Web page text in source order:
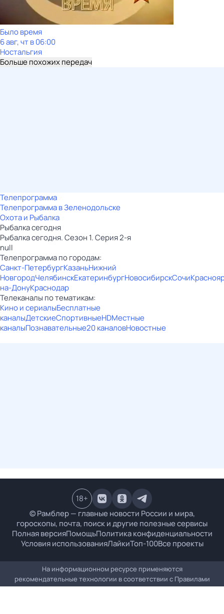
Было время
6 авг, чт в 06:00
Ностальгия
Больше похожих передач
Телепрограмма
Телепрограмма в Зеленодольске
Охота и Рыбалка
Рыбалка сегодня
Рыбалка сегодня. Сезон 1. Серия 2-я
null
Телепрограмма по городам:
Санкт-ПетербургКазаньНижний
НовгородЧелябинскЕкатеринбургНовосибирскСочи
на-ДонуКраснодар
Телеканалы по тематикам:
Кино и сериалыБесплатные
каналыДетскиеСпортивныеHDМестные
каналыПознавательные20 каналовНовостные
© Рамблер — главные новости России и мира,
гороскопы, почта, поиск и другие полезные сервисы
Полная версияПомощьПолитика конфиденциальности
Условия использованияЛайкиТоп-100Все проекты
18+
На информационном ресурсе применяются
рекомендательные технологии в соответствии с Правилами